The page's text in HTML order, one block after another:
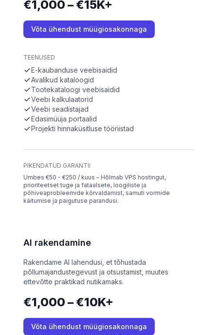
€1,000 – €15K+
Võta ühendust müügiosakonnaga
TEENUSED
E-kaubanduse veebisaidid
Avalikud kataloogid
Tootekataloogi veebisaidid
Veebi kalkulaatorid
Veebi seadistajad
Edasimüüja portaalid
Projekti hinnaküsitluse tööriistad
PIKENDATUD GARANTII
Umbes €50 - €250 / kuus – Hõlmab VPS hostingut,
prioriteetset tuge ja fataalsete, loogiliste ja
põhiveaprobleemide kõrvaldamist, samuti vormide
käitumise ja paigutuse parandusi.
AI rakendamine
Rakendame AI lahendusi, et tõhustada
põllumajandustegevust ja otsustamist, muutes
ettevõtte praktikad nutikamaks.
€1,000 – €10K+
Võta ühendust müügiosakonnaga